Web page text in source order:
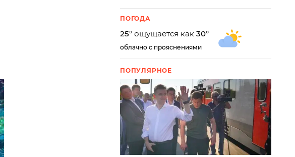
ПОГОДА
25° ощущается как 30°
облачно с прояснениями
ПОПУЛЯРНОЕ